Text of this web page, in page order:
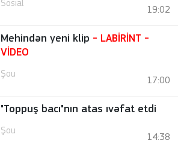
Sosial
19:02
Mehindən yeni klip - LABİRİNT -
VİDEO
Şou
17:00
"Toppuş bacı"nın atas ıvəfat etdi
Şou
14:38